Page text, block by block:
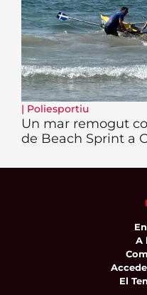
| Poliesportiu
Un mar remogut
de Beach Sprint a
A
El